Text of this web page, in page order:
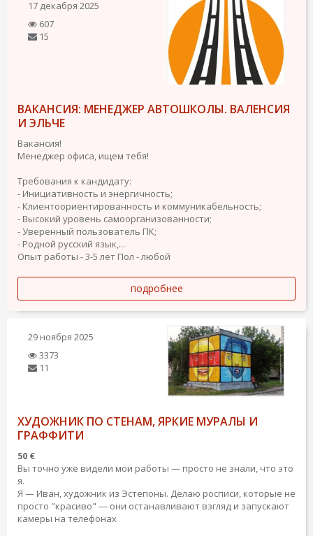
17 декабря 2025
607
15
ВАКАНСИЯ: МЕНЕДЖЕР АВТОШКОЛЫ. ВАЛЕНСИЯ
И ЭЛЬЧЕ
Вакансия!
Менеджер офиса, ищем тебя!
Требования к кандидату:
- Инициативность и энергичность;
- Клиентоориентированность и коммуникабельность;
- Высокий уровень самоорганизованности;
- Уверенный пользователь ПК;
- Родной русский язык,...
Опыт работы - 3-5 лет Пол - любой
подробнее
29 ноября 2025
3373
11
ХУДОЖНИК ПО СТЕНАМ, ЯРКИЕ МУРАЛЫ И
ГРАФФИТИ
50 €
Вы точно уже видели мои работы — просто не знали, что это
я.
Я — Иван, художник из Эстепоны. Делаю росписи, которые не
просто "красиво" — они останавливают взгляд и запускают
камеры на телефонах